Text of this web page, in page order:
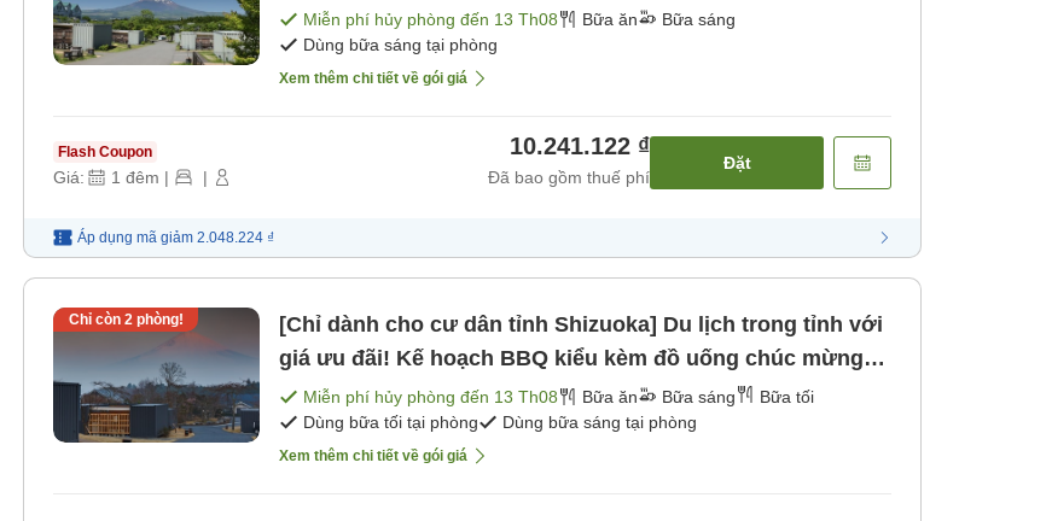
1 đêm và bữa sáng) [Bữa sáng]
Miễn phí hủy phòng đến 13 Th08 Bữa ăn
Bữa sáng
Dùng bữa sáng tại phòng
Xem thêm chi tiết về gói giá
Flash Coupon
Giá: 1 đêm | |
10.241.122 ₫
Đã bao gồm thuế phí
Đặt
Áp dụng mã giảm 2.048.224 ₫
Chỉ còn 2 phòng!
[Chỉ dành cho cư dân tỉnh Shizuoka] Du lịch trong tỉnh với
giá ưu đãi! Kế hoạch BBQ kiểu kèm đồ uống chúc mừng
(bao gồm bữa sáng và bữa tối) [Bữa sáng] [Bữa tối]
Miễn phí hủy phòng đến 13 Th08 Bữa ăn Bữa sáng
Bữa tối
Dùng bữa tối tại phòng
Dùng bữa sáng tại phòng
Xem thêm chi tiết về gói giá